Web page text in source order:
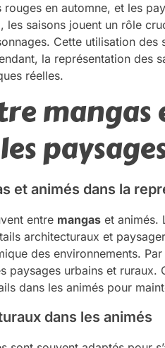
en automne, et les
saisons jouent un rôle
Cette utilisation
la représentation des
réelles.
mangas
et animés dans la
entre mangaset animés.
architecturaux et
des environnements.
paysages urbains et
dans les animés pour
dans les animés